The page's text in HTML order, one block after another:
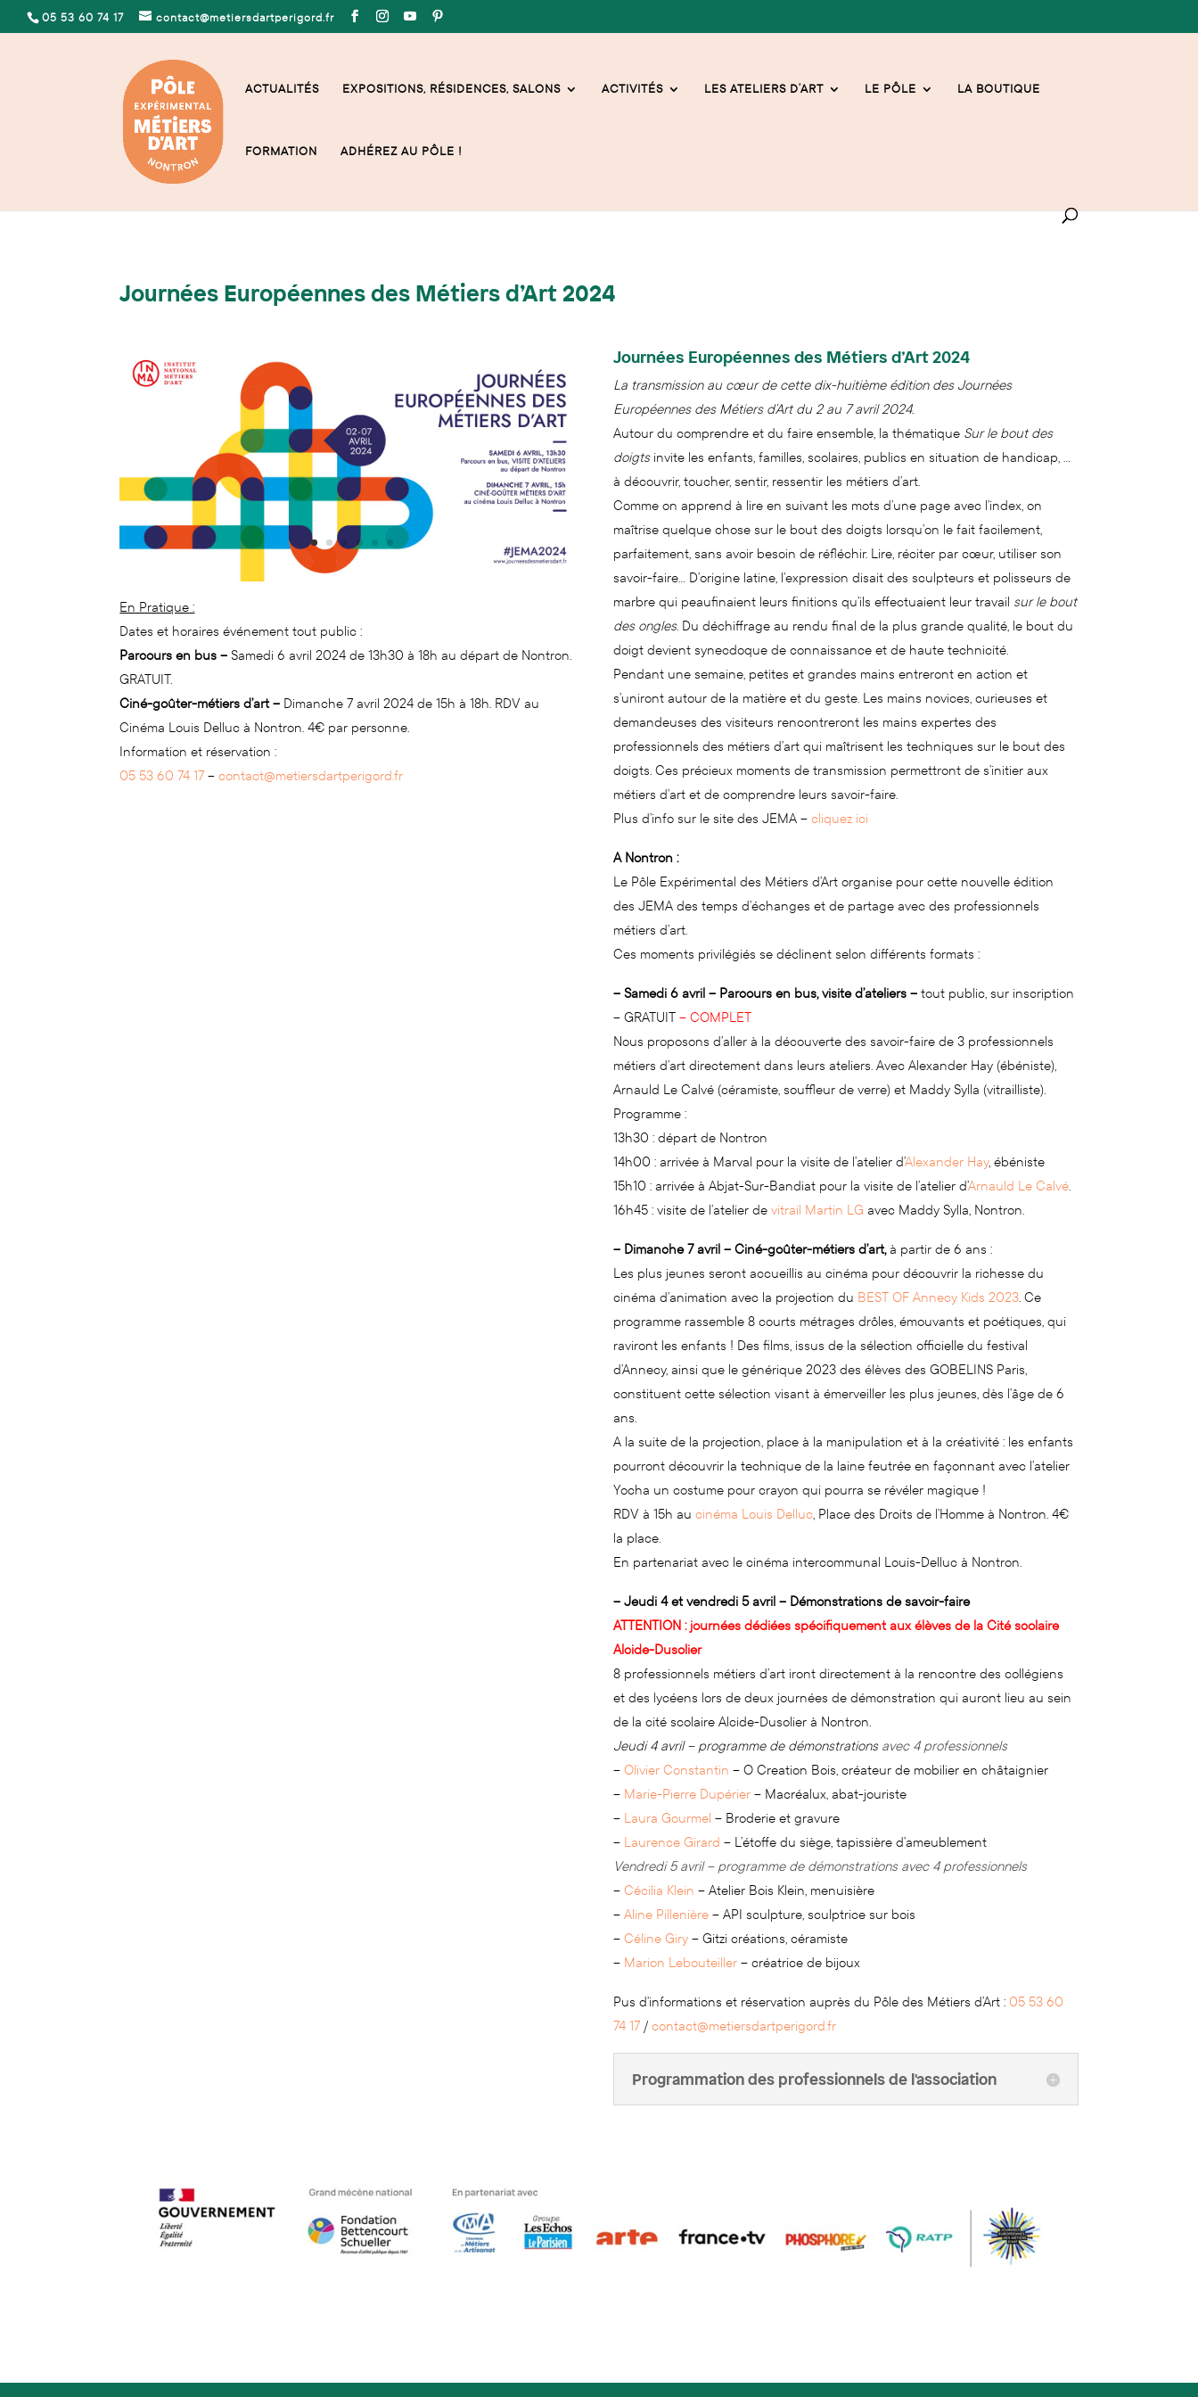
05 53 60 74 17 contact@metiersdartperigord.fr
ACTUALITÉS EXPOSITIONS, RÉSIDENCES, SALONS ACTIVITÉS LES ATELIERS D’ART LE PÔLE LA BOUTIQUE
FORMATION ADHÉREZ AU PÔLE !
Journées Européennes des Métiers d’Art 2024
En Pratique :
Dates et horaires événement tout public :
Parcours en bus –Samedi 6 avril 2024 de 13h30 à 18h au départ de Nontron.
GRATUIT.
Ciné-goûter-métiers d’art – Dimanche 7 avril 2024 de 15h à 18h. RDV au
Cinéma Louis Delluc à Nontron. 4€ par personne.
Information et réservation :
05 53 60 74 17 –contact@metiersdartperigord.fr
​Journées Européennes des Métiers d’Art 2024
La transmission au cœur de cette dix-huitième édition des Journées
Européennes des Métiers d’Art du 2 au 7 avril 2024.
Autour du comprendre et du faire ensemble, la thématique Sur le bout des
doigtsinvite les enfants, familles, scolaires, publics en situation de handicap, …
à découvrir, toucher, sentir, ressentir les métiers d’art.
Comme on apprend à lire en suivant les mots d’une page avec l’index, on
maîtrise quelque chose sur le bout des doigts lorsqu’on le fait facilement,
parfaitement, sans avoir besoin de réfléchir. Lire, réciter par cœur, utiliser son
savoir-faire… D’origine latine, l’expression disait des sculpteurs et polisseurs de
marbre qui peaufinaient leurs finitions qu’ils effectuaient leur travail sur le bout
des ongles. Du déchiffrage au rendu final de la plus grande qualité, le bout du
doigt devient synecdoque de connaissance et de haute technicité.
Pendant une semaine, petites et grandes mains entreront en action et
s’uniront autour de la matière et du geste. Les mains novices, curieuses et
demandeuses des visiteurs rencontreront les mains expertes des
professionnels des métiers d’art qui maîtrisent les techniques sur le bout des
doigts. Ces précieux moments de transmission permettront de s’initier aux
métiers d’art et de comprendre leurs savoir-faire.
Plus d’info sur le site des JEMA –cliquez ici
A Nontron :
Le Pôle Expérimental des Métiers d’Art organise pour cette nouvelle édition
des JEMA des temps d’échanges et de partage avec des professionnels
métiers d’art.
Ces moments privilégiés se déclinent selon différents formats :
– Samedi 6 avril – Parcours en bus, visite d’ateliers –tout public, sur inscription
– GRATUIT– COMPLET
Nous proposons d’aller à la découverte des savoir-faire de 3 professionnels
métiers d’art directement dans leurs ateliers. Avec Alexander Hay (ébéniste),
Arnauld Le Calvé (céramiste, souffleur de verre) et Maddy Sylla (vitrailliste).
Programme :
13h30 : départ de Nontron
14h00 : arrivée à Marval pour la visite de l’atelier d’Alexander Hay, ébéniste
15h10 : arrivée à Abjat-Sur-Bandiat pour la visite de l’atelier d’Arnauld Le Calvé.
16h45 : visite de l’atelier de vitrail Martin LG avec Maddy Sylla, Nontron.
– Dimanche 7 avril – Ciné-goûter-métiers d’art,à partir de 6 ans :
Les plus jeunes seront accueillis au cinéma pour découvrir la richesse du
cinéma d’animation avec la projection du BEST OF Annecy Kids 2023. Ce
programme rassemble 8 courts métrages drôles, émouvants et poétiques, qui
raviront les enfants ! Des films, issus de la sélection officielle du festival
d’Annecy, ainsi que le générique 2023 des élèves des GOBELINS Paris,
constituent cette sélection visant à émerveiller les plus jeunes, dès l’âge de 6
ans.
A la suite de la projection, place à la manipulation et à la créativité : les enfants
pourront découvrir la technique de la laine feutrée en façonnant avec l’atelier
Yocha un costume pour crayon qui pourra se révéler magique !
RDV à 15h aucinéma Louis Delluc, Place des Droits de l’Homme à Nontron. 4€
la place.
En partenariat avec le cinéma intercommunal Louis-Delluc à Nontron.
– Jeudi 4 et vendredi 5 avril – Démonstrations de savoir-faire
ATTENTION : journées dédiées spécifiquement aux élèves de la Cité scolaire
Alcide-Dusolier
8 professionnels métiers d’art iront directement à la rencontre des collégiens
et des lycéens lors de deux journées de démonstration qui auront lieu au sein
de la cité scolaire Alcide-Dusolier à Nontron.
Jeudi 4 avril – programme de démonstrations avec 4 professionnels
–Olivier Constantin – O Creation Bois, créateur de mobilier en châtaignier
– Marie-Pierre Dupérier – Macréalux, abat-jouriste
– Laura Gourmel – Broderie et gravure
– Laurence Girard – L’étoffe du siège, tapissière d’ameublement
Vendredi 5 avril – programme de démonstrations avec 4 professionnels
–Cécilia Klein – Atelier Bois Klein, menuisière
– Aline Pillenière – API sculpture, sculptrice sur bois
–Céline Giry – Gitzi créations, céramiste
– Marion Lebouteiller – créatrice de bijoux
Pus d’informations et réservation auprès du Pôle des Métiers d’Art :05 53 60
74 17 /contact@metiersdartperigord.fr
Programmation des professionnels de l'association